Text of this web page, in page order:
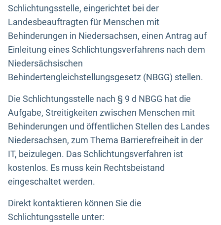
Schlichtungsstelle, eingerichtet bei der
Landesbeauftragten für Menschen mit
Behinderungen in Niedersachsen, einen Antrag auf
Einleitung eines Schlichtungsverfahrens nach dem
Niedersächsischen
Behindertengleichstellungsgesetz (NBGG) stellen.
Die Schlichtungsstelle nach § 9 d NBGG hat die
Aufgabe, Streitigkeiten zwischen Menschen mit
Behinderungen und öffentlichen Stellen des Landes
Niedersachsen, zum Thema Barrierefreiheit in der
IT, beizulegen. Das Schlichtungsverfahren ist
kostenlos. Es muss kein Rechtsbeistand
eingeschaltet werden.
Direkt kontaktieren können Sie die
Schlichtungsstelle unter: